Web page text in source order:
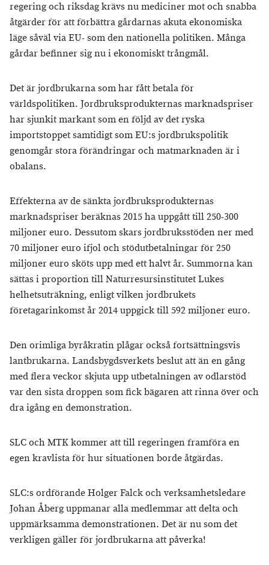
regering och riksdag krävs nu mediciner mot och snabba
åtgärder för att förbättra gårdarnas akuta ekonomiska
läge såväl via EU- som den nationella politiken. Många
gårdar befinner sig nu i ekonomiskt trångmål.
Det är jordbrukarna som har fått betala för
världspolitiken. Jordbruksprodukternas marknadspriser
har sjunkit markant som en följd av det ryska
importstoppet samtidigt som EU:s jordbrukspolitik
genomgår stora förändringar och matmarknaden är i
obalans.
Effekterna av de sänkta jordbruksprodukternas
marknadspriser beräknas 2015 ha uppgått till 250-300
miljoner euro. Dessutom skars jordbruksstöden ner med
70 miljoner euro ifjol och stödutbetalningar för 250
miljoner euro sköts upp med ett halvt år. Summorna kan
sättas i proportion till Naturresursinstitutet Lukes
helhetsuträkning, enligt vilken jordbrukets
företagarinkomst år 2014 uppgick till 592 miljoner euro.
Den orimliga byråkratin plågar också fortsättningsvis
lantbrukarna. Landsbygdsverkets beslut att än en gång
med flera veckor skjuta upp utbetalningen av odlarstöd
var den sista droppen som fick bägaren att rinna över och
dra igång en demonstration.
SLC och MTK kommer att till regeringen framföra en
egen kravlista för hur situationen borde åtgärdas.
SLC:s ordförande Holger Falck och verksamhetsledare
Johan Åberg uppmanar alla medlemmar att delta och
uppmärksamma demonstrationen. Det är nu som det
verkligen gäller för jordbrukarna att påverka!